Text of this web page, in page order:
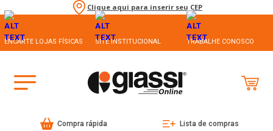
Clique aqui para inserir seu CEP
ENCARTE LOJAS FÍSICAS SITE INSTITUCIONAL TRABALHE CONOSCO
Compra rápida Lista de compras